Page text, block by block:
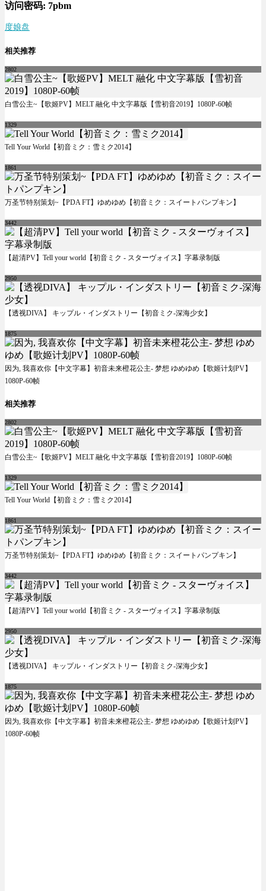
访问密码: 7pbm
度娘盘
相关推荐
2802
白雪公主~【歌姬PV】MELT 融化 中文字幕版【雪初音2019】1080P-60帧
1329
Tell Your World【初音ミク：雪ミク2014】
1861
万圣节特别策划~【PDA FT】ゆめゆめ【初音ミク：スイートパンプキン】
3442
【超清PV】Tell your world【初音ミク - スターヴォイス】字幕录制版
2950
【透视DIVA】 キップル・インダストリー【初音ミク-深海少女】
1875
因为, 我喜欢你【中文字幕】初音未来橙花公主- 梦想 ゆめゆめ【歌姬计划PV】
1080P-60帧
相关推荐
2802
白雪公主~【歌姬PV】MELT 融化 中文字幕版【雪初音2019】1080P-60帧
1329
Tell Your World【初音ミク：雪ミク2014】
1861
万圣节特别策划~【PDA FT】ゆめゆめ【初音ミク：スイートパンプキン】
3442
【超清PV】Tell your world【初音ミク - スターヴォイス】字幕录制版
2950
【透视DIVA】 キップル・インダストリー【初音ミク-深海少女】
1875
因为, 我喜欢你【中文字幕】初音未来橙花公主- 梦想 ゆめゆめ【歌姬计划PV】
1080P-60帧